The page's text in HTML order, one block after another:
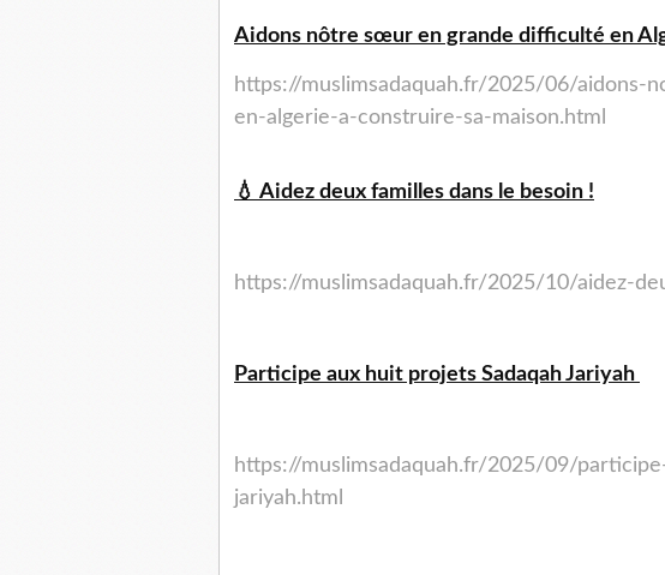
Aidons nôtre sœur en grande difficulté en
https://muslimsadaquah.fr/2025/06/aidons-
en-algerie-a-construire-sa-maison.html
💧 Aidez deux familles dans le besoin !
https://muslimsadaquah.fr/2025/10/aidez-
Participe aux huit projets Sadaqah Jariyah
https://muslimsadaquah.fr/2025/09/
jariyah.html